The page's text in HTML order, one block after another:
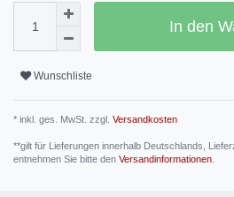
In den
Wunschliste
* inkl. ges. MwSt. zzgl. Versandkosten
**gilt für Lieferungen innerhalb Deutschlands,
entnehmen Sie bitte den Versandinformationen